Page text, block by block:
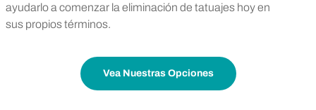
ayudarlo a comenzar la eliminación de tatuajes hoy en
sus propios términos.
Vea Nuestras Opciones